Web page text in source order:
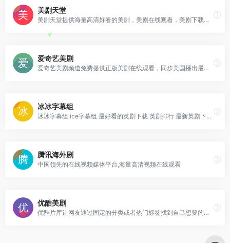
美剧天堂
美剧天堂提供海量高清好看的美剧，美剧在线观看，美剧下载，各类精彩美剧保持每日更新，第一时间为广大美剧迷推荐精彩好看的美剧节目。
爱奇艺美剧
爱奇艺美剧频道免费提供正版美剧在线观看，同步美国播出最新热门美剧。内容涵盖科幻，魔幻，悬疑，喜剧，家庭等类型。
冰冰字幕组
冰冰字幕组 ice字幕组 最好看的英剧下载 英剧排行 最新英剧下载 英剧字幕 英剧在线观看
腾讯海外剧
中国领先的在线视频媒体平台,海量高清视频在线观看
优酷美剧
优酷片库让网友通过固定的分类或者热门标签找到自己想要的视频节目，在优酷片库，你可以观看海量视频节目。